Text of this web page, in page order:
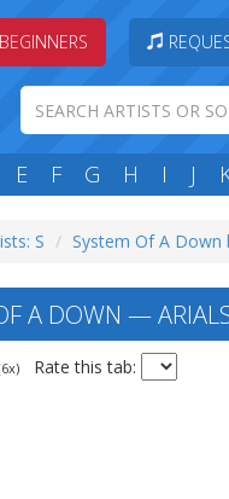
BEGINNERS
E F G H I J
S System Of A Down
A DOWN —
Rate this tab: